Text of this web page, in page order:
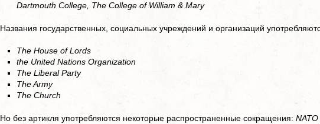
Dartmouth College, The College of William & Mary
Названия государственных, социальных учреждений и организаций
The House of Lords
the United Nations Organization
The Liberal Party
The Army
The Church
Но без артикля употребляются некоторые распространенные сокращения: